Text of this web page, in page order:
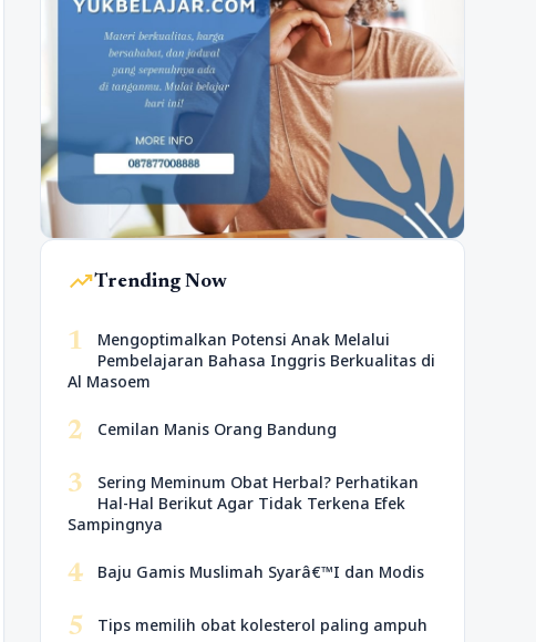
trending_upTrending Now
1
Mengoptimalkan Potensi Anak Melalui
Pembelajaran Bahasa Inggris Berkualitas di
Al Masoem
2 Cemilan Manis Orang Bandung
3
Sering Meminum Obat Herbal? Perhatikan
Hal-Hal Berikut Agar Tidak Terkena Efek
Sampingnya
4 Baju Gamis Muslimah Syarâ€™I dan Modis
5 Tips memilih obat kolesterol paling ampuh